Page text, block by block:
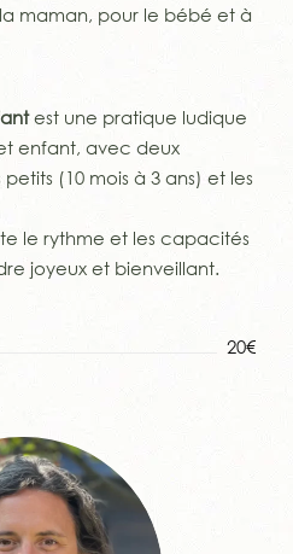
maman, pour le bébé et à
est une pratique ludique
enfant, avec deux
(10 mois à 3 ans) et les
le rythme et les capacités
joyeux et bienveillant.
20€